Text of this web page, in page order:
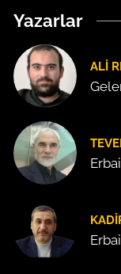
Yazarlar
ALI